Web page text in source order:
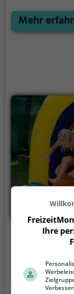
tolles
langweilig.
Mehr
Kid's Inn
Kid's Inn ist
(Pfalz). In
Ihre